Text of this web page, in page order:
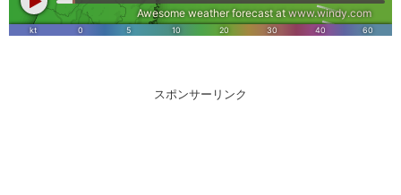
スポンサーリンク